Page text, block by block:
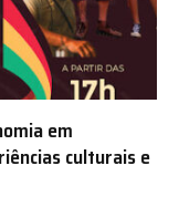
em
culturais e